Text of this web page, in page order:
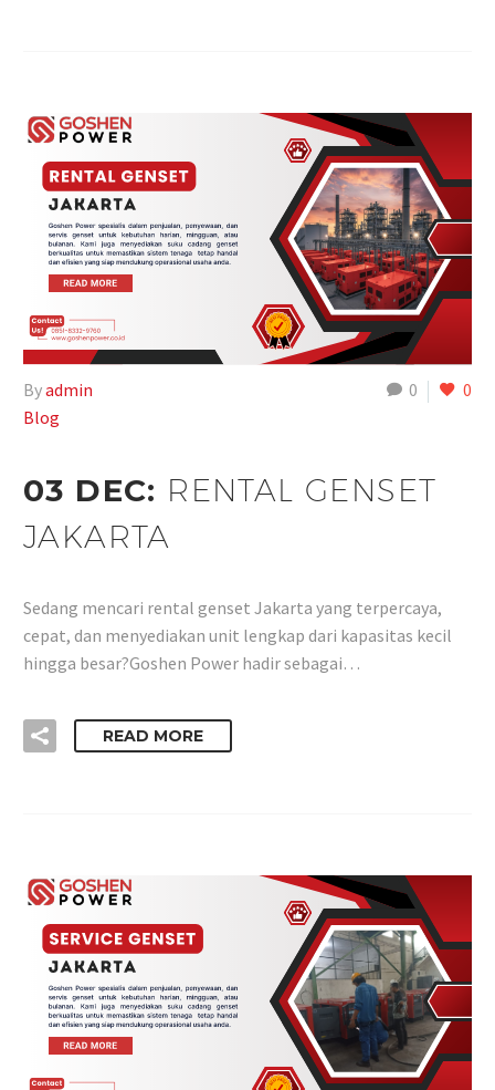
0 0
Byadmin
Blog
03 DEC: RENTAL GENSET
JAKARTA
Sedang mencari rental genset Jakarta yang terpercaya,
cepat, dan menyediakan unit lengkap dari kapasitas kecil
hingga besar?Goshen Power hadir sebagai…
READ MORE